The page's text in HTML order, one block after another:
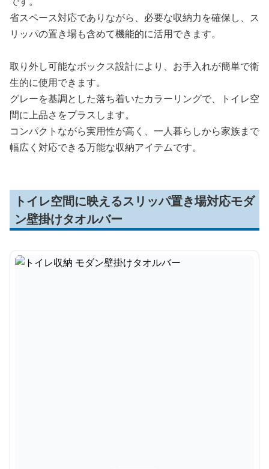
省スペース対応でありながら、必要な収納力を確保し、ス
リッパの置き場も含めて機能的に活用できます。
取り外し可能なボックス設計により、お手入れが簡単で衛
生的に使用できます。
グレーを基調とした落ち着いたカラーリングで、トイレ空
間に上品さをプラスします。
コンパクトながら実用性が高く、一人暮らしから家族まで
幅広く対応できる万能な収納アイテムです。
トイレ空間に映えるスリッパ置き場対応モダ
ン壁掛けタオルバー